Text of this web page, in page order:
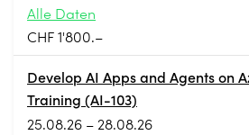
Alle Daten
CHF 1'800.–
Develop AI Apps and Agents on
Training (AI-103)
25.08.26 – 28.08.26